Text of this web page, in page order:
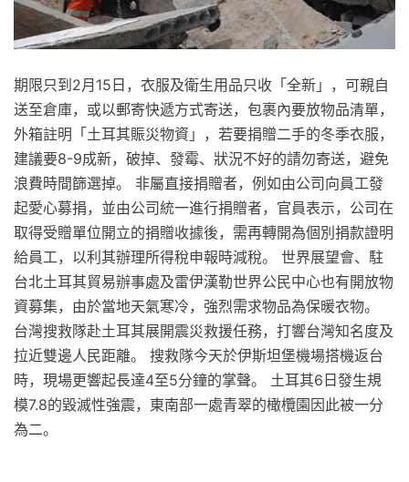
期限只到2月15日，衣服及衛生用品只收「全新」，可親自
送至倉庫，或以郵寄快遞方式寄送，包裹內要放物品清單，
外箱註明「土耳其賑災物資」，若要捐贈二手的冬季衣服，
建議要8-9成新，破掉、發霉、狀況不好的請勿寄送，避免
浪費時間篩選掉。 非屬直接捐贈者，例如由公司向員工發
起愛心募捐，並由公司統一進行捐贈者，官員表示，公司在
取得受贈單位開立的捐贈收據後，需再轉開為個別捐款證明
給員工，以利其辦理所得稅申報時減稅。 世界展望會、駐
台北土耳其貿易辦事處及雷伊漢勒世界公民中心也有開放物
資募集，由於當地天氣寒冷，強烈需求物品為保暖衣物。
台灣搜救隊赴土耳其展開震災救援任務，打響台灣知名度及
拉近雙邊人民距離。 搜救隊今天於伊斯坦堡機場搭機返台
時，現場更響起長達4至5分鐘的掌聲。 土耳其6日發生規
模7.8的毀滅性強震，東南部一處青翠的橄欖園因此被一分
為二。